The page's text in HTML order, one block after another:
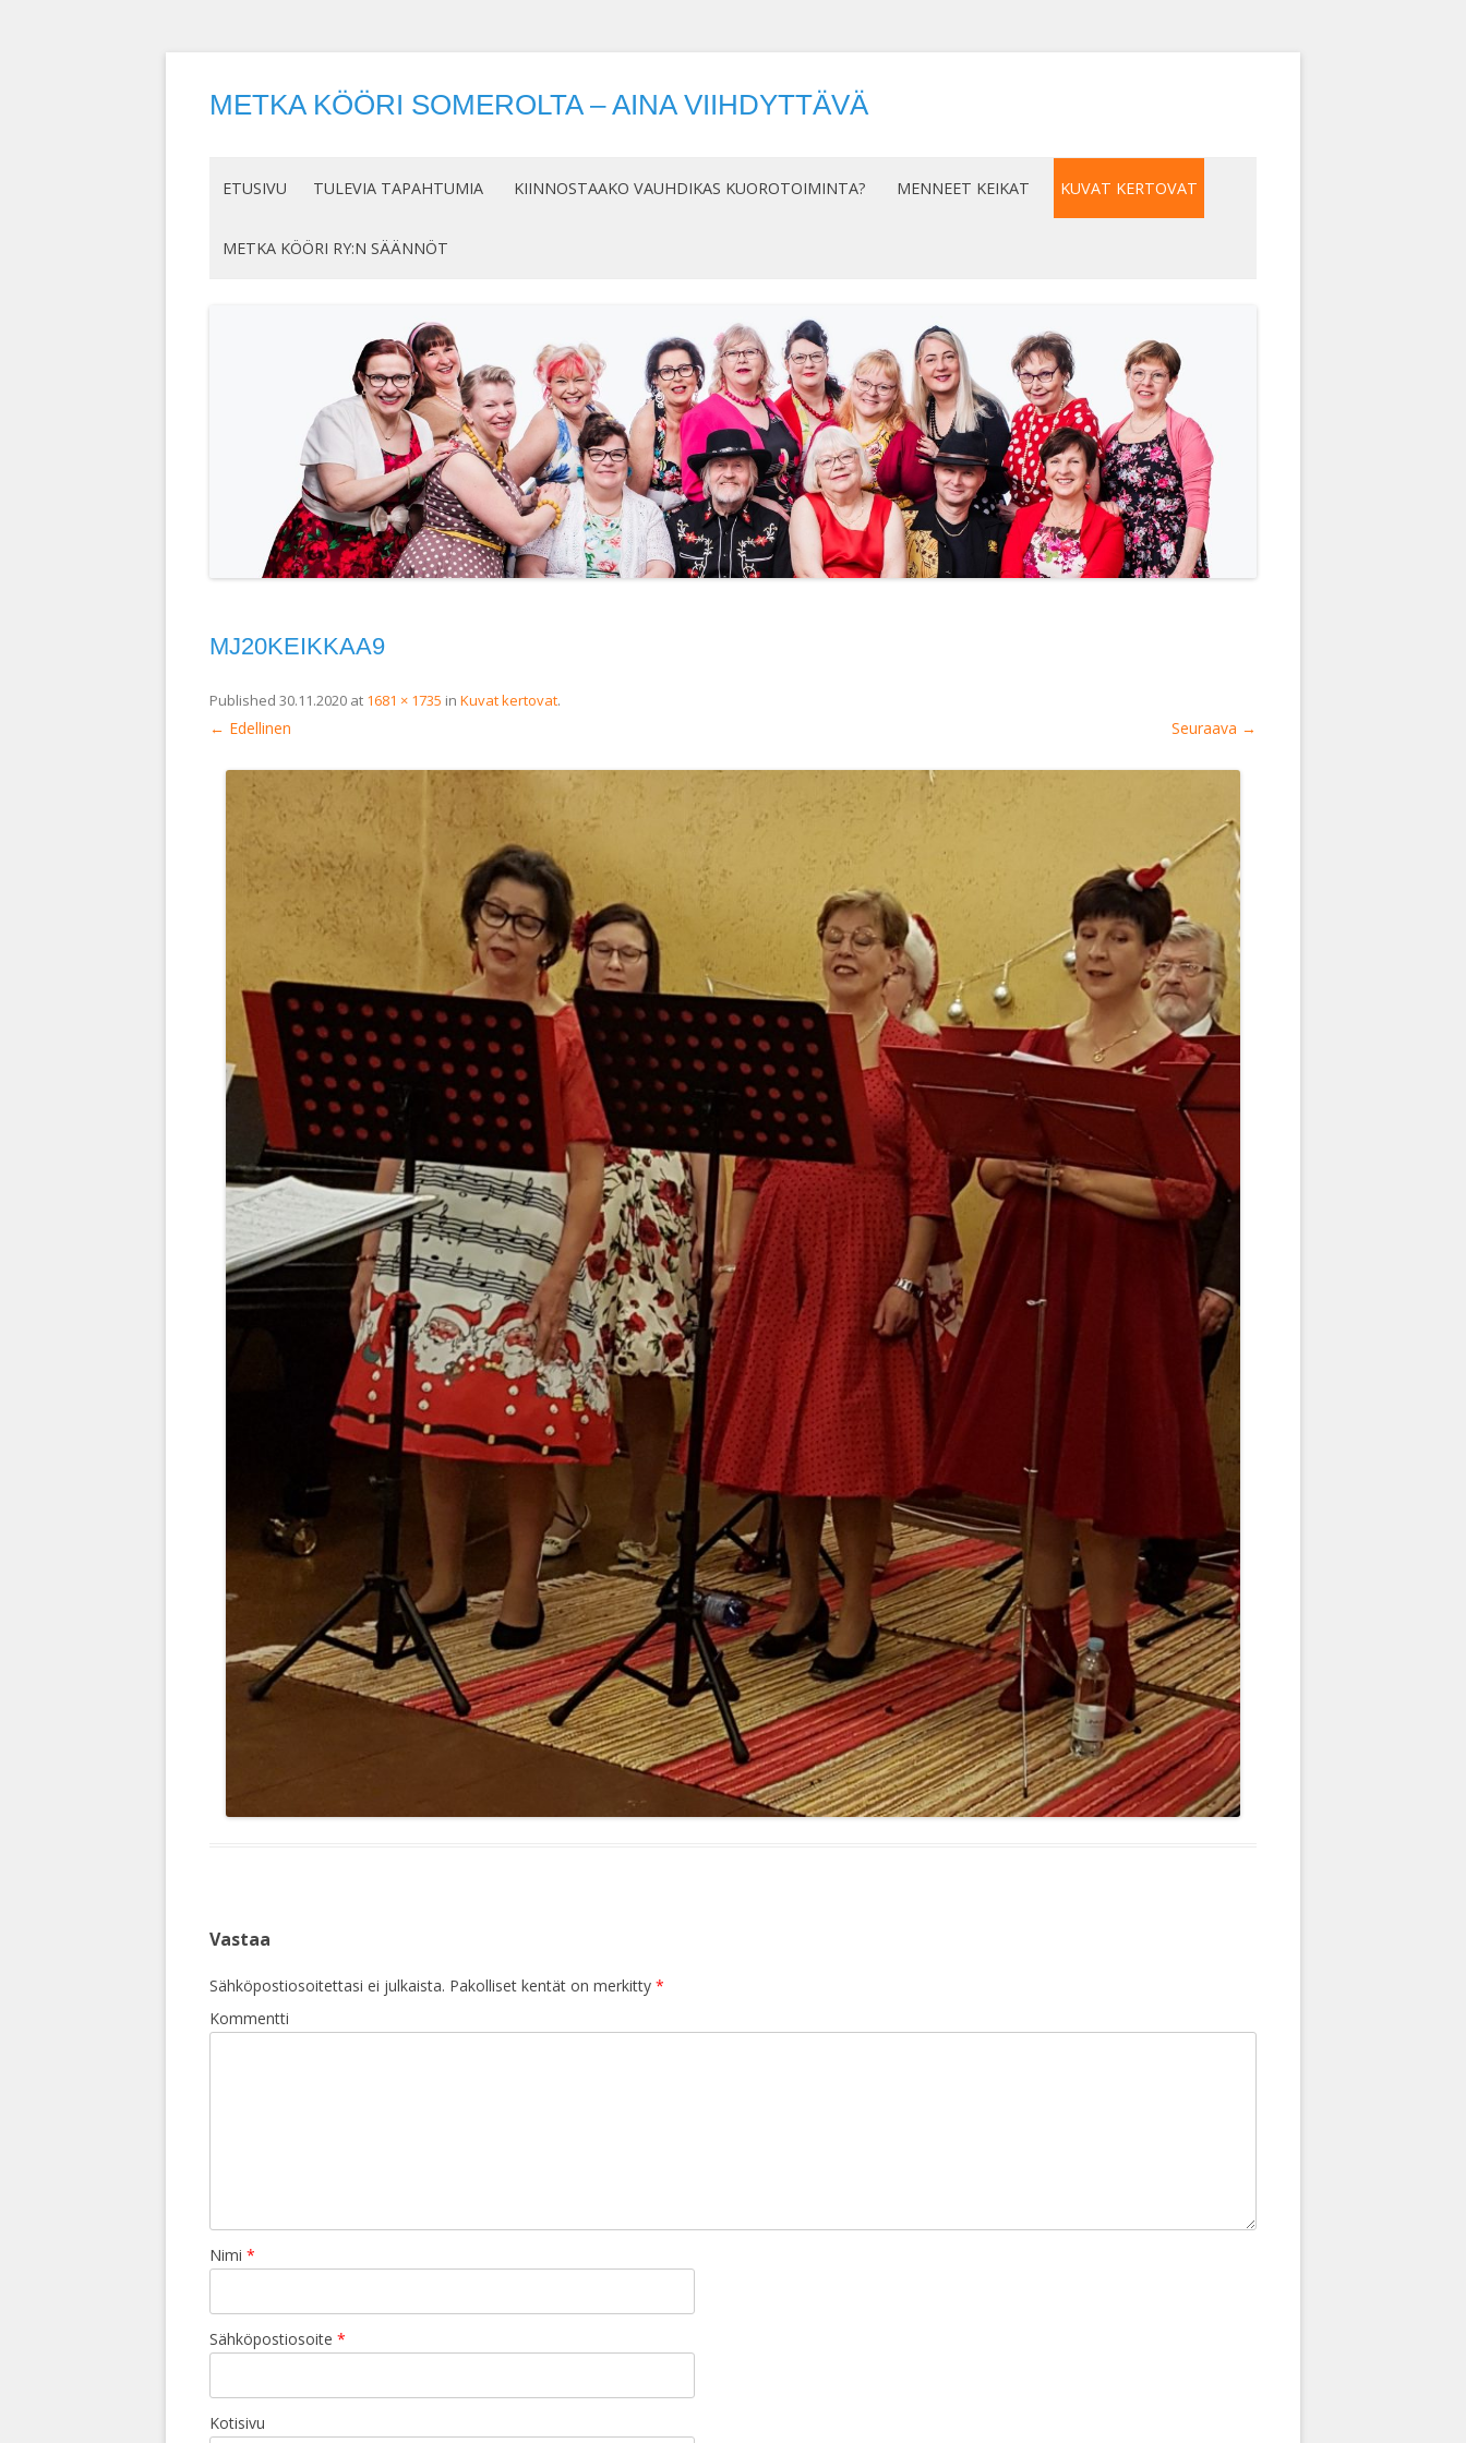
METKA KÖÖRI SOMEROLTA – AINA VIIHDYTTÄVÄ
sisältöön
ETUSIVU TULEVIA TAPAHTUMIA KIINNOSTAAKO VAUHDIKAS KUOROTOIMINTA? MENNEET KEIKAT KUVAT KERTOVAT
METKA KÖÖRI RY:N SÄÄNNÖT
MJ20KEIKKAA9
Published 30.11.2020 at 1681 × 1735 in Kuvat kertovat.
← Edellinen Seuraava →
Vastaa
Sähköpostiosoitettasi ei julkaista. Pakolliset kentät on merkitty *
Kommentti
Nimi *
Sähköpostiosoite *
Kotisivu